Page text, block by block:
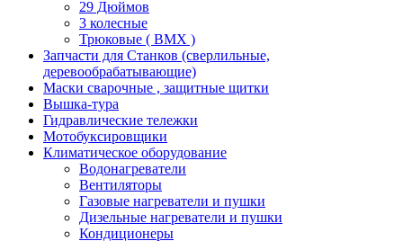
29 Дюймов
3 колесные
Трюковые ( BMX )
Запчасти для Станков (сверлильные,
деревообрабатывающие)
Маски сварочные , защитные щитки
Вышка-тура
Гидравлические тележки
Мотобуксировщики
Климатическое оборудование
Водонагреватели
Вентиляторы
Газовые нагреватели и пушки
Дизельные нагреватели и пушки
Кондиционеры